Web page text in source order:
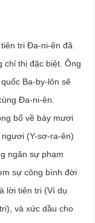
tri Đa-ni-ên đã
thị đặc biệt. Ông
Ba-by-lôn sẽ
Đa-ni-ên.
bố về bảy mươi
(Y-sơ-ra-ên)
ngăn sự phạm
sự công bình đời
lời tiên tri (Ví dụ
và xức dầu cho